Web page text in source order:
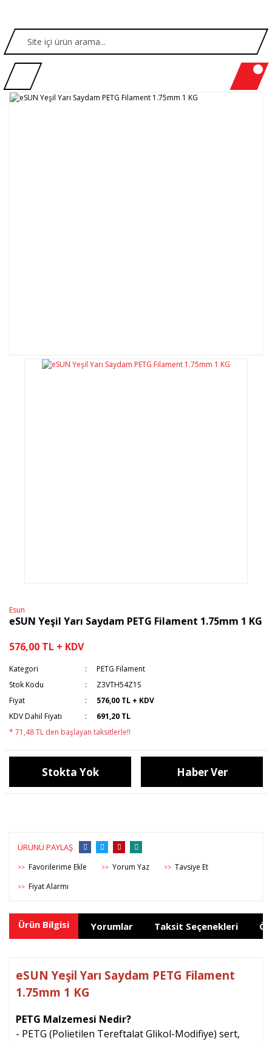
Esun
eSUN Yeşil Yarı Saydam PETG Filament 1.75mm 1 KG
576,00 TL + KDV
Kategori
PETG Filament
Stok Kodu
Z3VTH54Z1S
Fiyat
576,00 TL + KDV
KDV Dahil Fiyatı
691,20 TL
* 71,48 TL den başlayan taksitlerle!!
Stokta Yok Haber Ver
ÜRÜNÜ PAYLAŞ
>> >> Yorum Yaz >> Tavsiye Et
>> Fiyat Alarmı
Ürün Bilgisi Yorumlar Taksit Seçenekleri
eSUN Yeşil Yarı Saydam PETG Filament
1.75mm 1 KG
PETG Malzemesi Nedir?
- PETG (Polietilen Tereftalat Glikol-Modifiye) sert,